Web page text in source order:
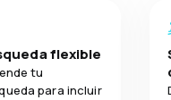
flexible
tu
para incluir